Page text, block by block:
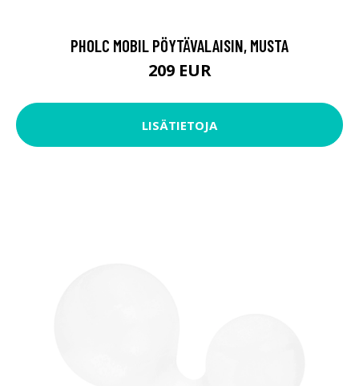
PHOLC MOBIL PÖYTÄVALAISIN, MUSTA
209 EUR
LISÄTIETOJA